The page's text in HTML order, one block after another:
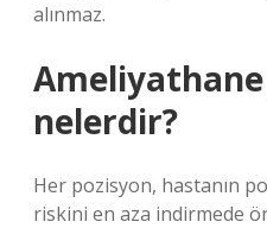
alınmaz.
nelerdir?
Her pozisyon, hastanın
riskini en aza indirmede